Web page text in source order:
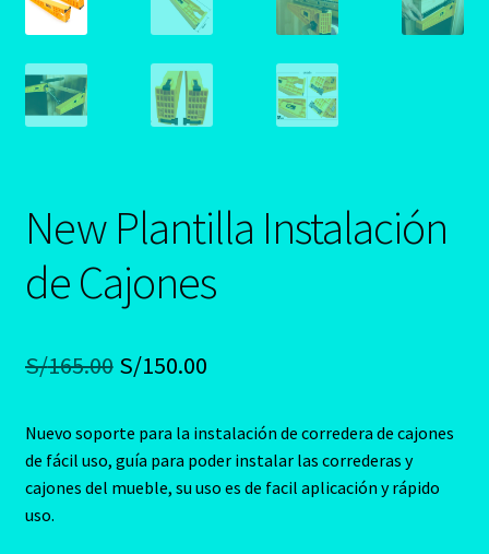
New Plantilla Instalación
de Cajones
S/165.00 El
original
era:
S/150.00El
actual
es:
Nuevo soporte para la instalación de corredera de cajones
de fácil uso, guía para poder instalar las correderas y
cajones del mueble, su uso es de facil aplicación y rápido
uso.